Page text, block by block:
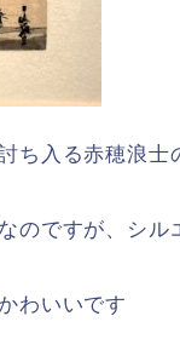
ち入る赤穂浪士
のですが、シル
わいいです